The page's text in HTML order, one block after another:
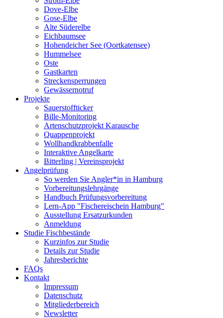
Dove-Elbe
Gose-Elbe
Alte Süderelbe
Eichbaumsee
Hohendeicher See (Oortkatensee)
Hummelsee
Oste
Gastkarten
Streckensperrungen
Gewässernotruf
Projekte
Sauerstoffticker
Bille-Monitoring
Artenschutzprojekt Karausche
Quappenprojekt
Wollhandkrabbenfalle
Interaktive Angelkarte
Bitterling | Vereinsprojekt
Angelprüfung
So werden Sie Angler*in in Hamburg
Vorbereitungslehrgänge
Handbuch Prüfungsvorbereitung
Lern-App "Fischereischein Hamburg"
Ausstellung Ersatzurkunden
Anmeldung
Studie Fischbestände
Kurzinfos zur Studie
Details zur Studie
Jahresberichte
FAQs
Kontakt
Impressum
Datenschutz
Mitgliederbereich
Newsletter